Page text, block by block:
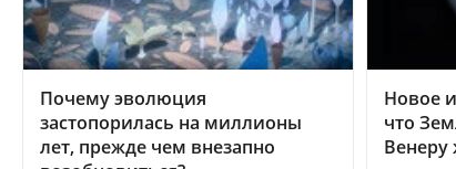
Почему эволюция
застопорилась на миллионы
лет, прежде чем внезапно
Новое
что